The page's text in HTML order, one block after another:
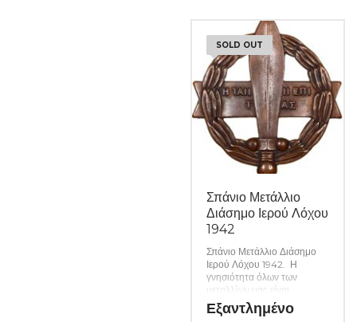
υπάρχουν. (Κωδ. 7948)
SOLD OUT
Σπάνιο Μετάλλιο
Διάσημο Ιερού Λόχου
1942
Σπάνιο Μετάλλιο Διάσημο
Ιερού Λόχου 1942. Η
γνησιότητα όλων των
μεταλλίων μας είναι
εγγυημένη εφ όρου ζωής
ενώ τυχόν ιδιαιτερότητες –
Εξαντλημένο